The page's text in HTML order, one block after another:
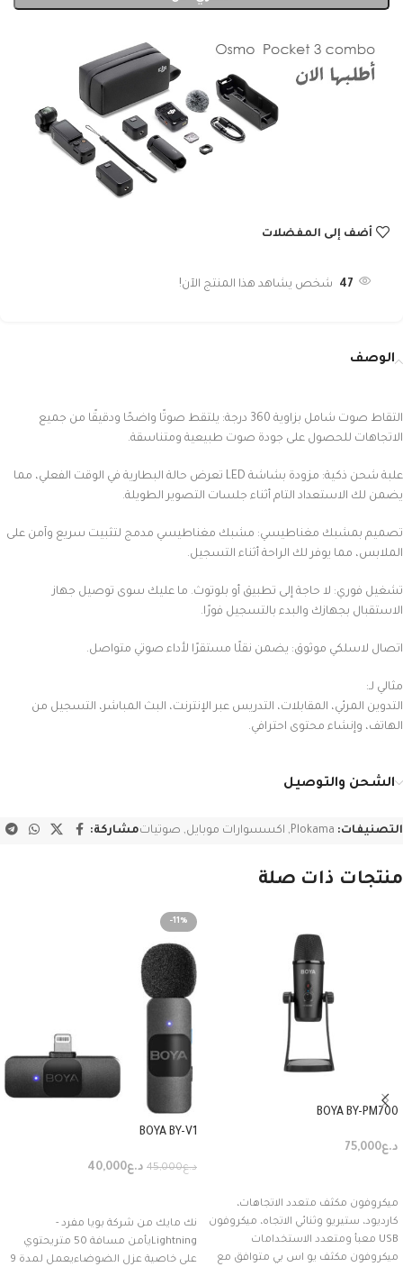
أضف إلى المفضلات
47 شخص يشاهد هذا المنتج الآن!
الوصف
التقاط صوت شامل بزاوية 360 درجة: يلتقط صوتًا واضحًا ودقيقًا من جميع
الاتجاهات للحصول على جودة صوت طبيعية ومتناسقة.
علبة شحن ذكية: مزودة بشاشة LED تعرض حالة البطارية في الوقت الفعلي، مما
يضمن لك الاستعداد التام أثناء جلسات التصوير الطويلة.
تصميم بمشبك مغناطيسي: مشبك مغناطيسي مدمج لتثبيت سريع وآمن على
الملابس، مما يوفر لك الراحة أثناء التسجيل.
تشغيل فوري: لا حاجة إلى تطبيق أو بلوتوث. ما عليك سوى توصيل جهاز
الاستقبال بجهازك والبدء بالتسجيل فورًا.
اتصال لاسلكي موثوق: يضمن نقلًا مستقرًا لأداء صوتي متواصل.
مثالي لـ:
التدوين المرئي، المقابلات، التدريس عبر الإنترنت، البث المباشر، التسجيل من
الهاتف، وإنشاء محتوى احترافي.
الشحن والتوصيل
التصنيفات: Plokama
, اكسسوارات موبايل, صوتياتمشاركة:
منتجات ذات صلة
BOYA BY-PM700
د.ع75,000
ميكروفون مكثف متعدد الاتجاهات،
كارديود، ستيريو وثنائي الاتجاه، ميكروفون
USB معبأ ومتعدد الاستخدامات
ميكروفون مكثف يو اس بي متوافق مع
-11%
BOYA BY-V1
د.ع45,000 د.ع40,000
نك مايك من شركة بويا مفرد -
Lightningيأمن مسافة 50 متريحتوي
على خاصية عزل الضوضاءيعمل لمدة 9